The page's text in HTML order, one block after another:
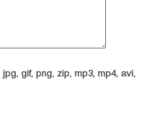
jpg, gif, png, zip, mp3, mp4, avi,